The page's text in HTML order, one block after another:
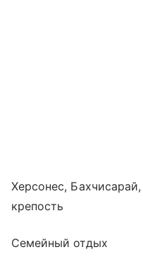
Херсонес,
крепость
Семейный отдых